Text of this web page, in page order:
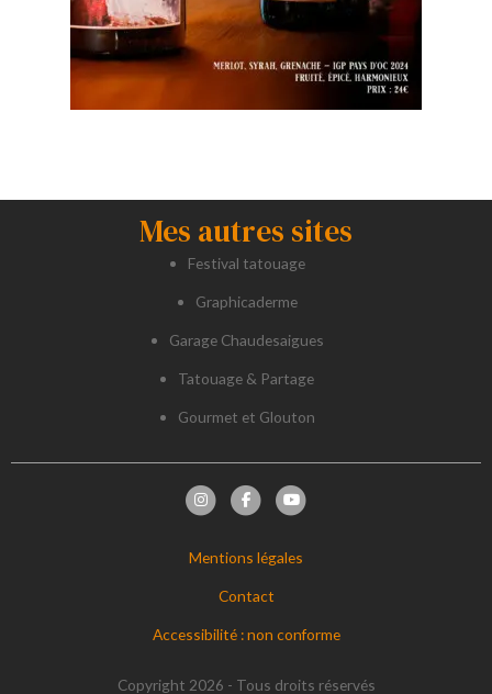
Mes autres sites
Festival tatouage
Graphicaderme
Garage Chaudesaigues
Tatouage & Partage
Gourmet et Glouton
Mentions légales
Contact
Accessibilité : non conforme
Copyright 2026 - Tous droits réservés